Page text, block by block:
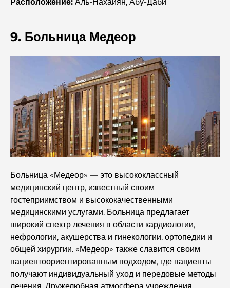
Лучшие пляжи Абу-Даби для идеального отдыха.
Лучшие острова Абу-Даби, которые вы обязательно
должны посетить
Лучшие места для бесплатного посещения в Абу-Даби
Рынок недвижимости Дубая и Абу-Даби: сравнение
рынков элитной недвижимости
Лучшие роскошные электромобили: переосмысление
современного вождения
Изучение самых дорогих часовых брендов по всему
миру.
Самые дорогие районы Дубая для роскошного
проживания
Ведущие мировые знаменитости, проживающие в
Дубае
Расположение: Аль-Нахайян, Абу-Даби
9. Больница Медеор
Больница «Медеор» — это высококлассный
медицинский центр, известный своим
гостеприимством и высококачественными
медицинскими услугами. Больница предлагает
широкий спектр лечения в области кардиологии,
нефрологии, акушерства и гинекологии, ортопедии и
общей хирургии. «Медеор» также славится своим
пациентоориентированным подходом, где пациенты
получают индивидуальный уход и передовые методы